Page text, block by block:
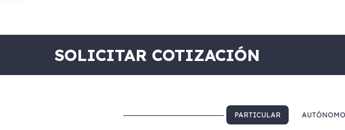
SOLICITAR COTIZACIÓN
PARTICULAR AUTÓNOMO